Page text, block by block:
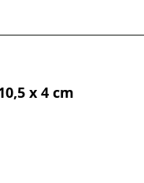
x 4 cm